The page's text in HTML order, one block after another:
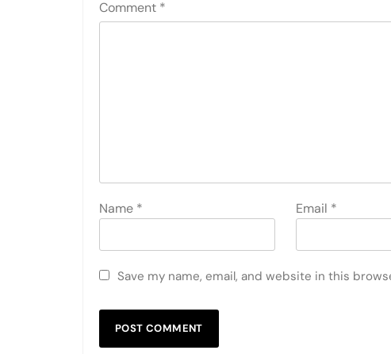
Comment *
Name * Email *
Save my name, email, and website in this